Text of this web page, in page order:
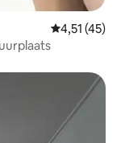
Gemiddelde
4,51 (45)